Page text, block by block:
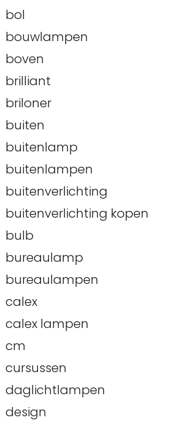
bol
bouwlampen
boven
brilliant
briloner
buiten
buitenlamp
buitenlampen
buitenverlichting
buitenverlichting kopen
bulb
bureaulamp
bureaulampen
calex
calex lampen
cm
cursussen
daglichtlampen
design